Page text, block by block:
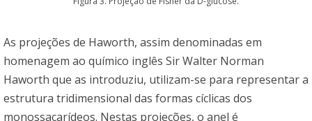
As projeções de Haworth, assim denominadas em
homenagem ao químico inglês Sir Walter Norman
Haworth que as introduziu, utilizam-se para representar a
estrutura tridimensional das formas cíclicas dos
monossacarídeos. Nestas projeções, o anel é